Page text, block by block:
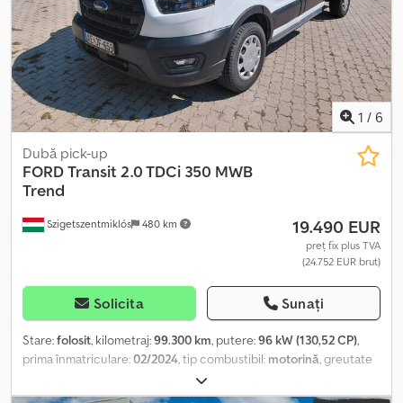
1 / 6
Szigetszentmiklós 480 km
Dubă pick-up
FORDTransit 2.0 TDCi 350 MWB
Trend
19.490 EUR
preț fix plus TVA
(24.752 EUR brut)
Solicita Sunați
Stare:folosit, kilometraj:99.300 km, putere:96 kW (130,52 CP),
prima înmatriculare:02/2024, tip combustibil: motorină, greutate
, următoarea inspecție (TÜV):
alb, tip de angrenaj:mecanic, clasă de emisii:Euro 6, număr de